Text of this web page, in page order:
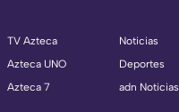
TV Azteca
Azteca UNO
Azteca 7
Noticias
Deportes
adn Noticias